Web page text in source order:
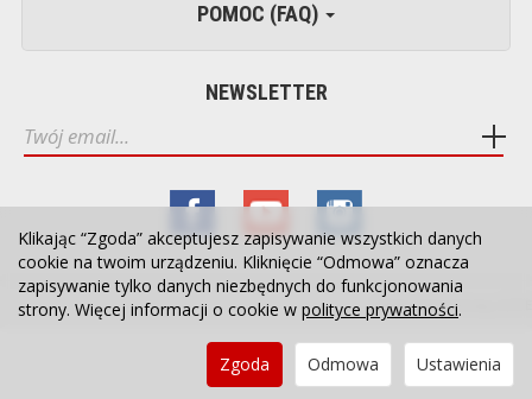
POMOC (FAQ)
NEWSLETTER
Sklep internetowy SOTE
Klikając “Zgoda” akceptujesz zapisywanie wszystkich danych
cookie na twoim urządzeniu. Kliknięcie “Odmowa” oznacza
zapisywanie tylko danych niezbędnych do funkcjonowania
strony. Więcej informacji o cookie w polityce prywatności.
Ustawienia
Odmowa
Zgoda